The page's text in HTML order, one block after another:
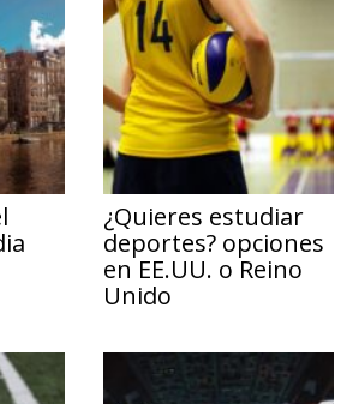
¿Quieres estudiar
deportes? opciones
en EE.UU. o Reino
Unido